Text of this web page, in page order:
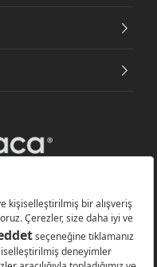
yapay zekâ (AI) ile üretilmiştir.